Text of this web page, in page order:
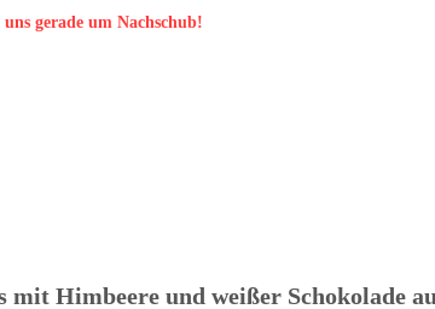
gerade um Nachschub!
mit Himbeere und weißer Schokolade